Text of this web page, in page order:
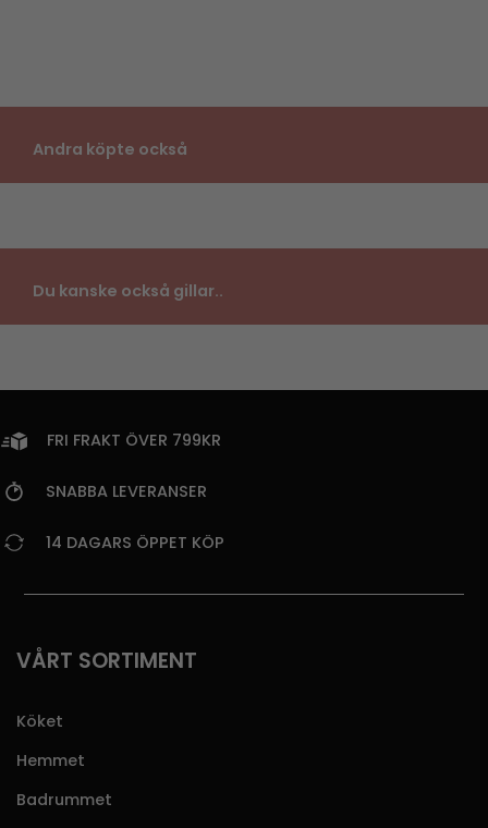
Andra köpte också
Du kanske också gillar..
FRI FRAKT ÖVER 799KR
SNABBA LEVERANSER
14 DAGARS ÖPPET KÖP
VÅRT SORTIMENT
Köket
Hemmet
Badrummet